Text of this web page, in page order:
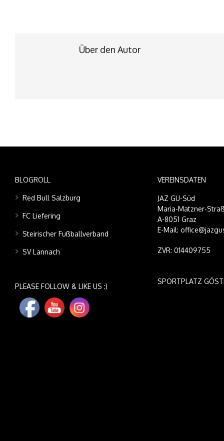
Über den Autor
BLOGROLL
Red Bull Salzburg
FC Liefering
Steirischer Fußballverband
SV Lannach
PLEASE FOLLOW & LIKE US :)
VEREINSDATEN
JAZ GU-Süd
Maria-Matzner-
A-8051 Graz
E-Mail:
ZVR: 014409755
SPORTPLATZ